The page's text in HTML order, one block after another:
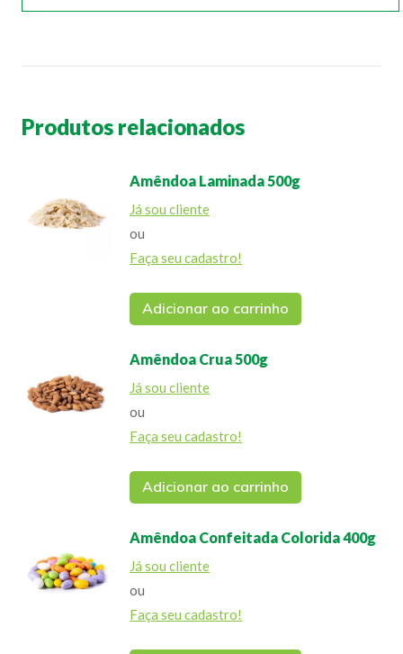
Produtos relacionados
Amêndoa Laminada 500g
Já sou cliente
ou
Faça seu cadastro!
Adicionar ao carrinho
Amêndoa Crua 500g
Já sou cliente
ou
Faça seu cadastro!
Adicionar ao carrinho
Amêndoa Confeitada Colorida 400g
Já sou cliente
ou
Faça seu cadastro!